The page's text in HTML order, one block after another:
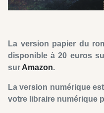
La version papier du
disponible à 20 euros
sur Amazon.
La version numérique
votre libraire numérique